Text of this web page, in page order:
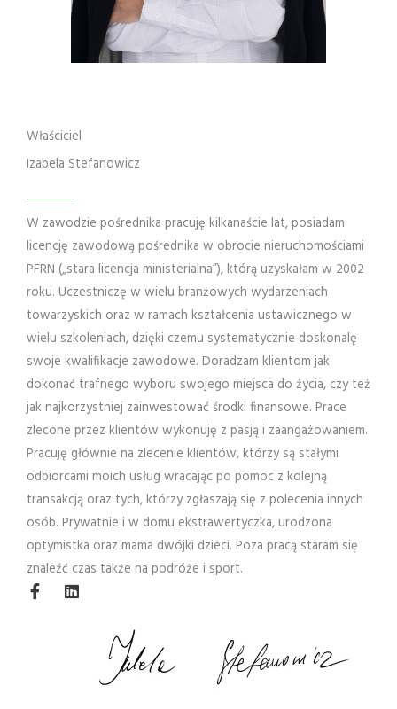
Właściciel
Izabela Stefanowicz
W zawodzie pośrednika pracuję kilkanaście lat, posiadam
licencję zawodową pośrednika w obrocie nieruchomościami
PFRN („stara licencja ministerialna”), którą uzyskałam w 2002
roku. Uczestniczę w wielu branżowych wydarzeniach
towarzyskich oraz w ramach kształcenia ustawicznego w
wielu szkoleniach, dzięki czemu systematycznie doskonalę
swoje kwalifikacje zawodowe. Doradzam klientom jak
dokonać trafnego wyboru swojego miejsca do życia, czy też
jak najkorzystniej zainwestować środki finansowe. Prace
zlecone przez klientów wykonuję z pasją i zaangażowaniem.
Pracuję głównie na zlecenie klientów, którzy są stałymi
odbiorcami moich usług wracając po pomoc z kolejną
transakcją oraz tych, którzy zgłaszają się z polecenia innych
osób. Prywatnie i w domu ekstrawertyczka, urodzona
optymistka oraz mama dwójki dzieci. Poza pracą staram się
znaleźć czas także na podróże i sport.
F
a
L
i